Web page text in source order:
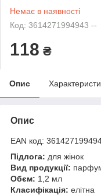
Немає в наявності
Код: 3614271994943 --
118 ₴
Опис
Опис
EAN код:
Підлога: для жінок
Вид продукції:
Обєм: 1,2 мл
Класифікація: елітна